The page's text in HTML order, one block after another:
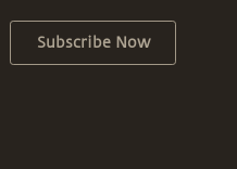
Subscribe Now